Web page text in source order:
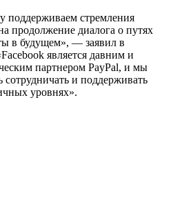
стремления
продолжение диалога о путях
в будущем», — заявил в
является давним и
партнером PayPal, и мы
сотрудничать и поддерживать
уровнях».